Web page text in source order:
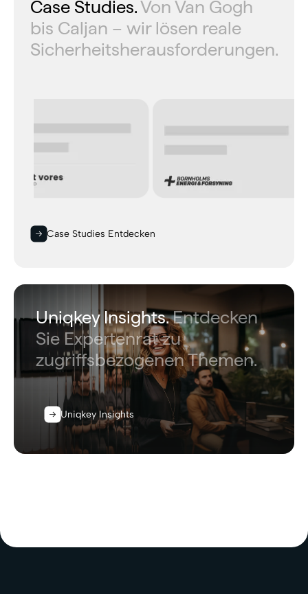
Case Studies.Von Van Gogh
bis Caljan – wir lösen reale
Sicherheitsherausforderungen.
Case Studies Entdecken
Uniqkey Insights.Entdecken
Sie Expertenrat zu
zugriffsbezogenen Themen.
Uniqkey Insights